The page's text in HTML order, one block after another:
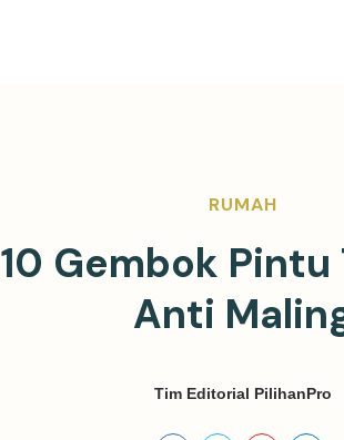
RUMAH
10 Gembok Pintu
Anti
Tim Editorial PilihanPro